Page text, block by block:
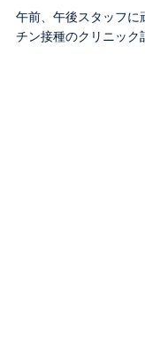
午前、午後スタッフに
チン接種のクリニック